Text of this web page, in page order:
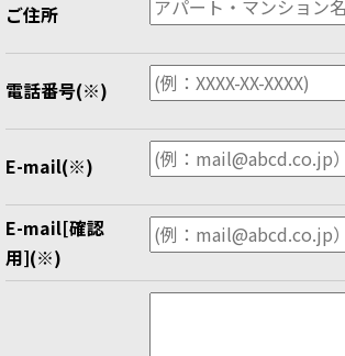
ご住所
電話番号(※)
E-mail(※)
E-mail[確認
用](※)